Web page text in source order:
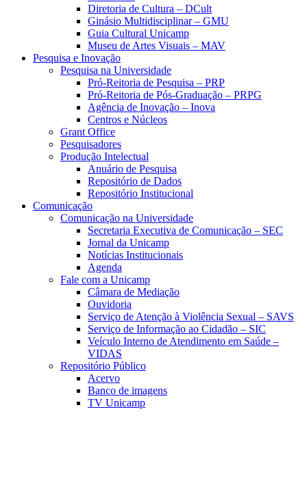
Diretoria de Cultura – DCult
Ginásio Multidisciplinar – GMU
Guia Cultural Unicamp
Museu de Artes Visuais – MAV
Pesquisa e Inovação
Pesquisa na Universidade
Pró-Reitoria de Pesquisa – PRP
Pró-Reitoria de Pós-Graduação – PRPG
Agência de Inovação – Inova
Centros e Núcleos
Grant Office
Pesquisadores
Produção Intelectual
Anuário de Pesquisa
Repositório de Dados
Repositório Institucional
Comunicação
Comunicação na Universidade
Secretaria Executiva de Comunicação – SEC
Jornal da Unicamp
Notícias Institucionais
Agenda
Fale com a Unicamp
Câmara de Mediação
Ouvidoria
Serviço de Atenção à Violência Sexual – SAVS
Serviço de Informação ao Cidadão – SIC
Veículo Interno de Atendimento em Saúde –
VIDAS
Repositório Público
Acervo
Banco de imagens
TV Unicamp